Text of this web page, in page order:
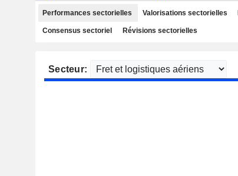
Performances sectorielles Valorisations sectorielles
Consensus sectoriel Révisions sectorielles
Secteur: